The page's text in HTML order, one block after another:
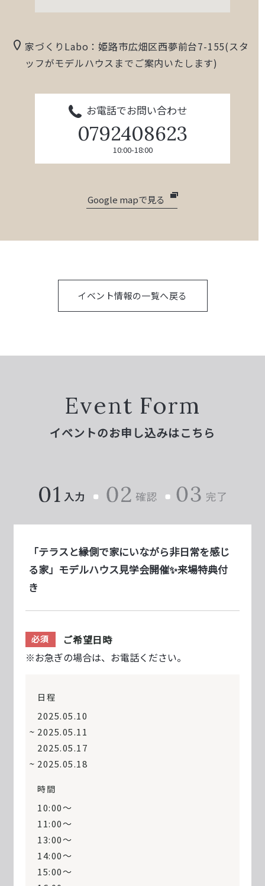
家づくりLabo：姫路市広畑区西夢前台7-155(スタ
ッフがモデルハウスまでご案内いたします)
お電話でお問い合わせ
0792408623
10:00-18:00
Google mapで見る
イベント情報の一覧へ戻る
Event Form
イベントのお申し込みはこちら
「テラスと縁側で家にいながら非日常を感じ
る家」モデルハウス見学会開催✨来場特典付
き
必須
ご希望日時
※お急ぎの場合は、お電話ください。
日程
2025.05.10
2025.05.11
2025.05.17
2025.05.18
時間
10:00〜
11:00〜
13:00〜
14:00〜
15:00〜